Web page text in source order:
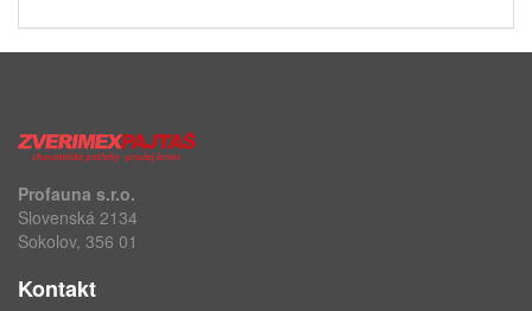
Profauna s.r.o.
Slovenská 2134
Sokolov, 356 01
Kontakt